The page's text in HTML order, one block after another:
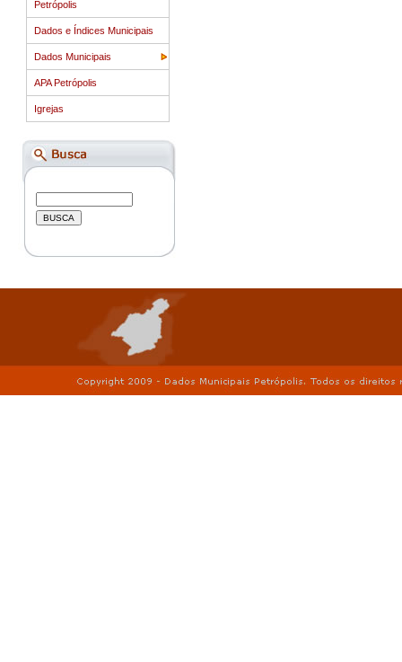
Petrópolis
Dados e Índices Municipais
Dados Municipais
APA Petrópolis
Igrejas